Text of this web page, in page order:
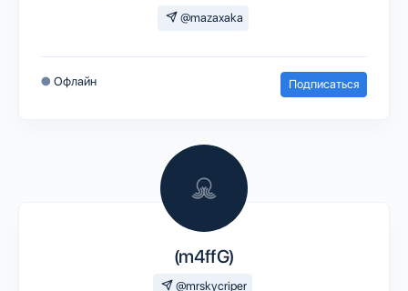
@mazaxaka
● Офлайн Подписаться
(m4ffG)
@mrskycriper